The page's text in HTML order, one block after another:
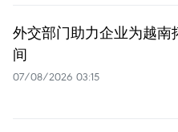
外交部门助力企业为越南
间
07/08/2026 03:15